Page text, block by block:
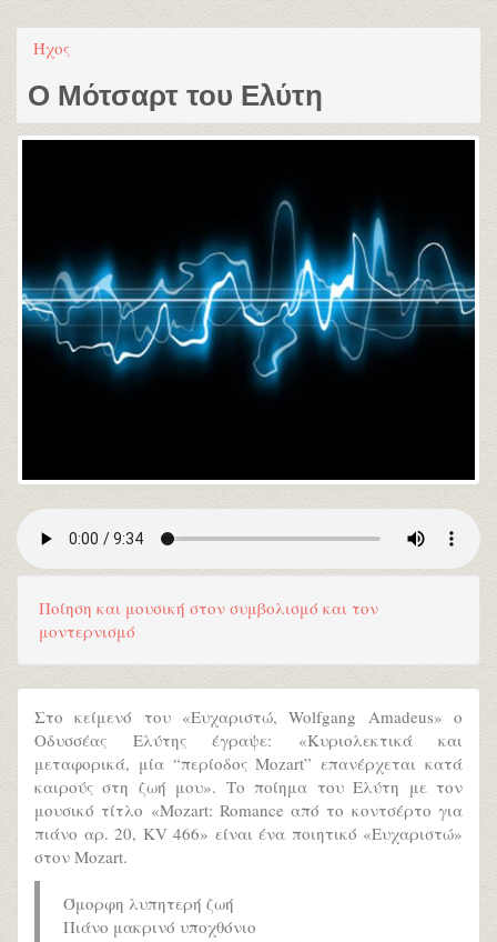
Ήχος
Ο Μότσαρτ του Ελύτη
Ποίηση και μουσική στον συμβολισμό και τον
μοντερνισμό
Στο κείμενό του «Ευχαριστώ, Wolfgang Amadeus» ο
Οδυσσέας Ελύτης έγραψε: «Κυριολεκτικά και
μεταφορικά, μία “περίοδος Mozart” επανέρχεται κατά
καιρούς στη ζωή μου». Το ποίημα του Ελύτη με τον
μουσικό τίτλο «Mozart: Romance από το κοντσέρτο για
πιάνο αρ. 20, KV 466» είναι ένα ποιητικό «Ευχαριστώ»
στον Mozart.
Όμορφη λυπητερή ζωή
Πιάνο μακρινό υποχθόνιο